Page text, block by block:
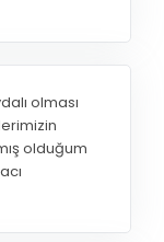
olması
olduğum